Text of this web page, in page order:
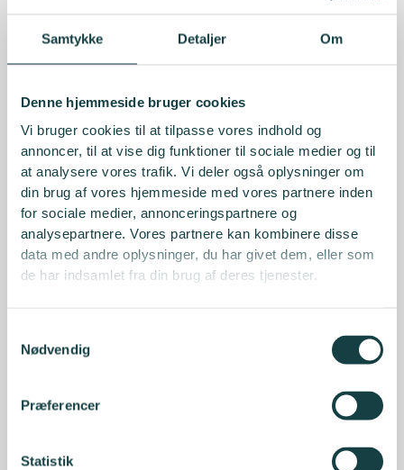
Samtykke Detaljer Om
Denne hjemmeside bruger cookies
Vi bruger cookies til at tilpasse vores indhold og
annoncer, til at vise dig funktioner til sociale medier og til
at analysere vores trafik. Vi deler også oplysninger om
din brug af vores hjemmeside med vores partnere inden
for sociale medier, annonceringspartnere og
analysepartnere. Vores partnere kan kombinere disse
data med andre oplysninger, du har givet dem, eller som
de har indsamlet fra din brug af deres tjenester.
Nødvendig
Præferencer
Statistik